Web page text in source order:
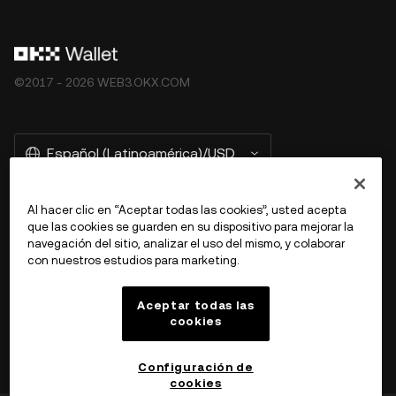
©2017 - 2026 WEB3.OKX.COM
Español (Latinoamérica)/USD
Más información sobre OKX Web3
Al hacer clic en “Aceptar todas las cookies”, usted acepta
que las cookies se guarden en su dispositivo para mejorar la
navegación del sitio, analizar el uso del mismo, y colaborar
con nuestros estudios para marketing.
Aceptar todas las
cookies
Configuración de
cookies